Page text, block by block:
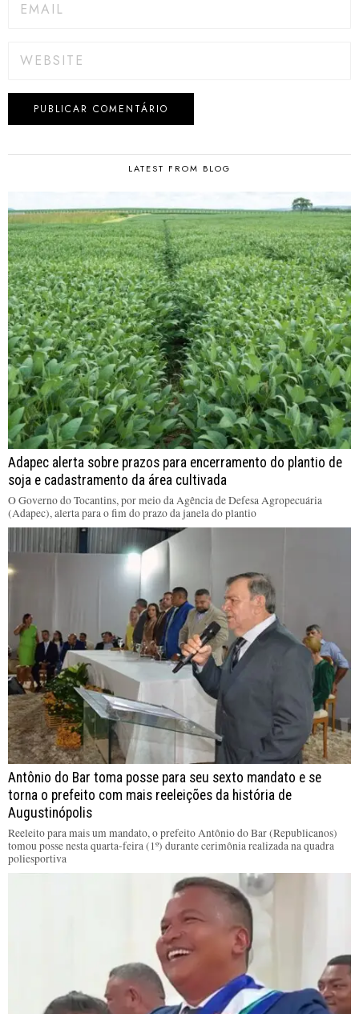
LATEST FROM BLOG
Adapec alerta sobre prazos para encerramento do plantio de
soja e cadastramento da área cultivada
O Governo do Tocantins, por meio da Agência de Defesa Agropecuária
(Adapec), alerta para o fim do prazo da janela do plantio
Antônio do Bar toma posse para seu sexto mandato e se
torna o prefeito com mais reeleições da história de
Augustinópolis
Reeleito para mais um mandato, o prefeito Antônio do Bar (Republicanos)
tomou posse nesta quarta-feira (1º) durante cerimônia realizada na quadra
poliesportiva